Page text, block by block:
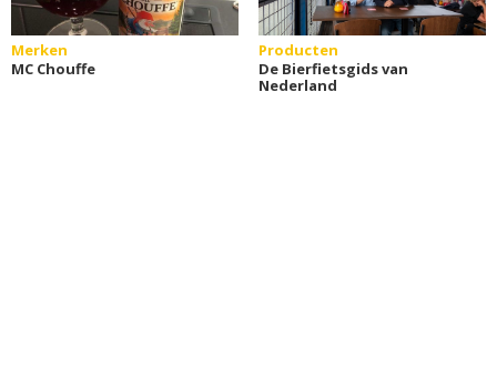
Merken
MC Chouffe
Producten
De Bierfietsgids van
Nederland